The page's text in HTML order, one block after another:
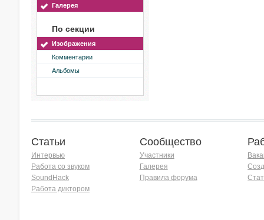
Галерея
По секции
Изображения
Комментарии
Альбомы
Статьи
Интервью
Работа со звуком
SoundHack
Работа диктором
Сообщество
Участники
Галерея
Правила форума